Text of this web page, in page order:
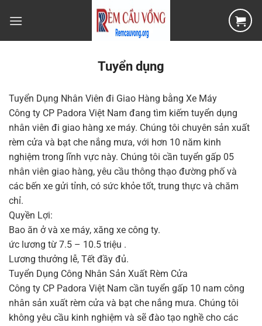
qua
Tuyển dụng
Tuyển Dụng Nhân Viên đi Giao Hàng bằng Xe Máy
Công ty CP Padora Việt Nam đang tìm kiếm tuyển dụng
nhân viên đi giao hàng xe máy. Chúng tôi chuyên sản xuất
rèm cửa và bạt che nắng mưa, với hơn 10 năm kinh
nghiệm trong lĩnh vực này. Chúng tôi cần tuyển gấp 05
nhân viên giao hàng, yêu cầu thông thạo đường phố và
các bến xe gửi tỉnh, có sức khỏe tốt, trung thực và chăm
chỉ.
Quyền Lợi:
Bao ăn ở và xe máy, xăng xe công ty.
ức lương từ 7.5 – 10.5 triệu .
Lương thưởng lễ, Tết đầy đủ.
Tuyển Dụng Công Nhân Sản Xuất Rèm Cửa
Công ty CP Padora Việt Nam cần tuyển gấp 10 nam công
nhân sản xuất rèm cửa và bạt che nắng mưa. Chúng tôi
không yêu cầu kinh nghiệm và sẽ đào tạo nghề cho các